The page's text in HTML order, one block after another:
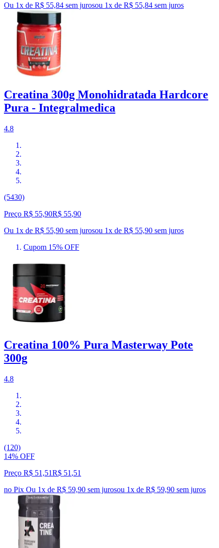
Ou 1x de R$ 55,84 sem jurosou 1x de R$ 55,84 sem juros
Creatina 300g Monohidratada Hardcore
Pura - Integralmedica
4.8
(5430)
Preço R$ 55,90R$ 55,90
Ou 1x de R$ 55,90 sem jurosou 1x de R$ 55,90 sem juros
Cupom 15% OFF
Creatina 100% Pura Masterway Pote
300g
4.8
(120)
14% OFF
Preço R$ 51,51R$ 51 ,51
no Pix Ou 1x de R$ 59,90 sem jurosou 1x de R$ 59,90 sem juros